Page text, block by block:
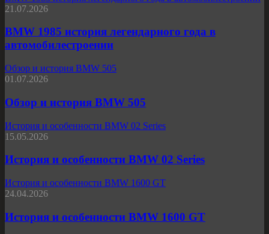
21.07.2026
BMW 1985 история легендарного года в
автомобилестроении
Обзор и история BMW 505
01.07.2026
Обзор и история BMW 505
История и особенности BMW 02 Series
15.05.2026
История и особенности BMW 02 Series
История и особенности BMW 1600 GT
24.04.2026
История и особенности BMW 1600 GT